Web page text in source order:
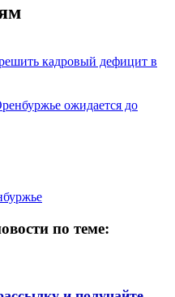
кадровый дефицит в
ожидается до
по теме: